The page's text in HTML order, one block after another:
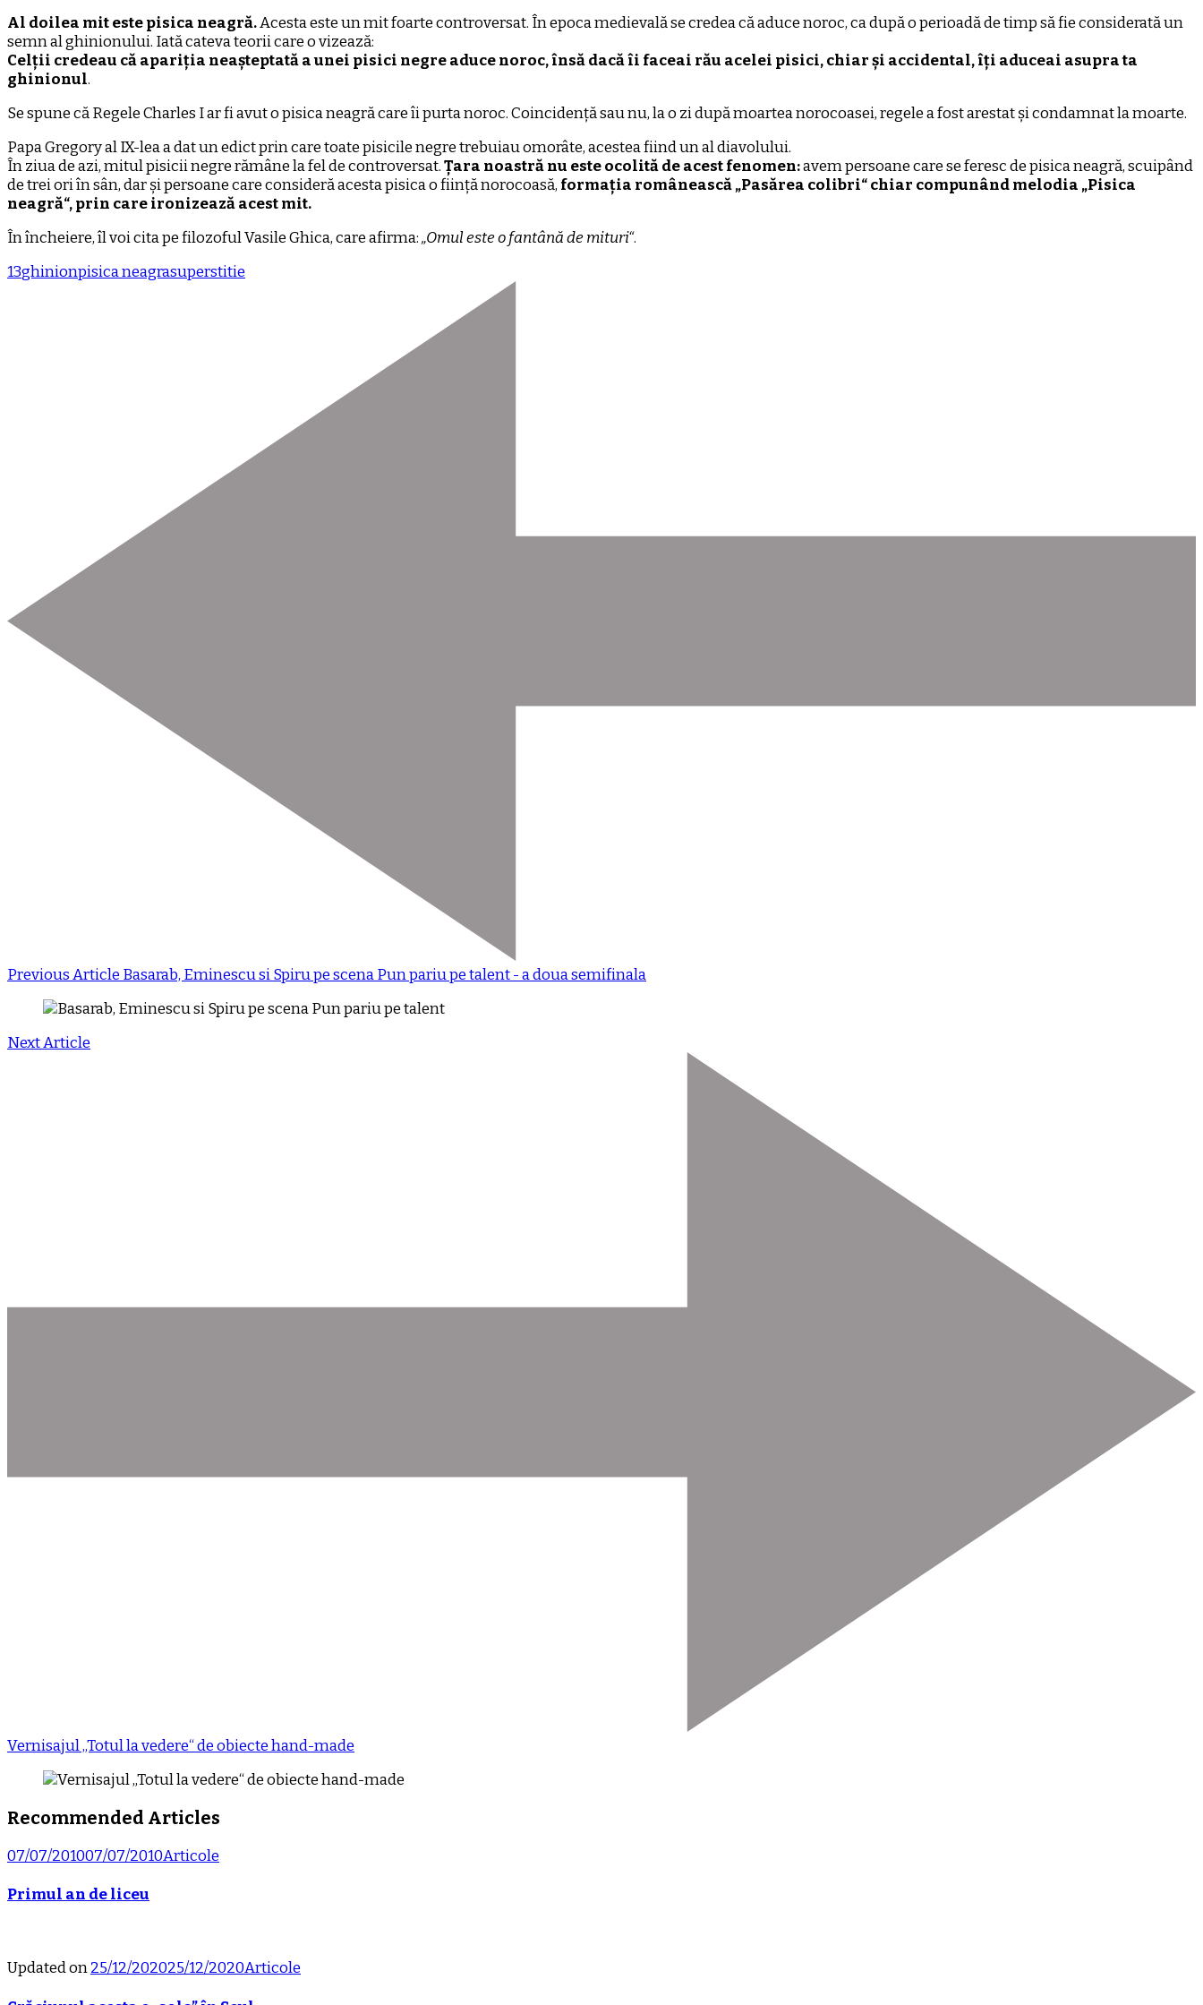
Al doilea mit este pisica neagră.Acesta este un mit foarte controversat. În epoca medievală se credea că aduce noroc, ca după o perioadă de timp să fie considerată un
semn al ghinionului. Iată cateva teorii care o vizează:
Celții credeau că apariția neașteptată a unei pisici negre aduce noroc, însă dacă îi faceai rău acelei pisici, chiar și accidental, îți aduceai asupra ta
ghinionul.
Se spune că Regele Charles I ar fi avut o pisica neagră care îi purta noroc. Coincidență sau nu, la o zi după moartea norocoasei, regele a fost arestat și condamnat la moarte.
Papa Gregory al IX-lea a dat un edict prin care toate pisicile negre trebuiau omorâte, acestea fiind un al diavolului.
În ziua de azi, mitul pisicii negre rămâne la fel de controversat.Țara noastră nu este ocolită de acest fenomen:avem persoane care se feresc de pisica neagră, scuipând
de trei ori în sân, dar și persoane care consideră acesta pisica o ființă norocoasă, formația românească „Pasărea colibri“ chiar compunând melodia „Pisica
neagră“, prin care ironizează acest mit.
În încheiere, îl voi cita pe filozoful Vasile Ghica, care afirma:„Omul este o fantână de mituri“.
13ghinionpisica neagrasuperstitie
Previous Article Basarab, Eminescu si Spiru pe scena Pun pariu pe talent - a doua semifinala
Next Article
Vernisajul „Totul la vedere“ de obiecte hand-made
Recommended Articles
07/07/201007/07/2010Articole
Primul an de liceu
Updated on25/12/202025/12/2020Articole